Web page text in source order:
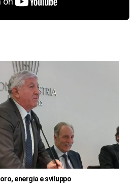
energia e sviluppo